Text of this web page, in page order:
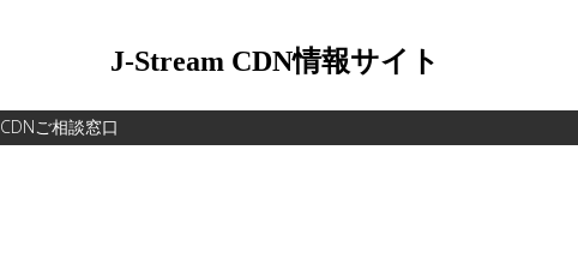
J-Stream CDN情報サイト
CDNご相談窓口